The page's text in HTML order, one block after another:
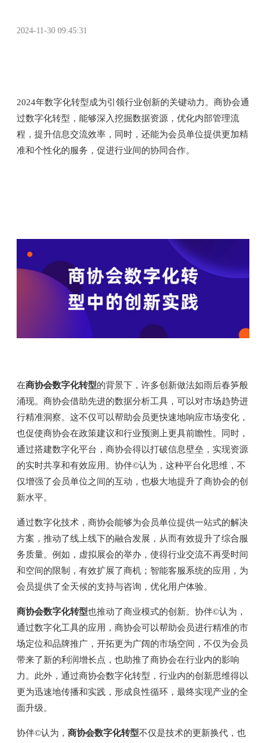
2024-11-30 09:45:31
2024年数字化转型成为引领行业创新的关键动力。商协会通
过数字化转型，能够深入挖掘数据资源，优化内部管理流
程，提升信息交流效率，同时，还能为会员单位提供更加精
准和个性化的服务，促进行业间的协同合作。
在商协会数字化转型的背景下，许多创新做法如雨后春笋般
涌现。商协会借助先进的数据分析工具，可以对市场趋势进
行精准洞察。这不仅可以帮助会员更快速地响应市场变化，
也促使商协会在政策建议和行业预测上更具前瞻性。同时，
通过搭建数字化平台，商协会得以打破信息壁垒，实现资源
的实时共享和有效应用。协伴©认为，这种平台化思维，不
仅增强了会员单位之间的互动，也极大地提升了商协会的创
新水平。
通过数字化技术，商协会能够为会员单位提供一站式的解决
方案，推动了线上线下的融合发展，从而有效提升了综合服
务质量。例如，虚拟展会的举办，使得行业交流不再受时间
和空间的限制，有效扩展了商机；智能客服系统的应用，为
会员提供了全天候的支持与咨询，优化用户体验。
商协会数字化转型也推动了商业模式的创新。协伴©认为，
通过数字化工具的应用，商协会可以帮助会员进行精准的市
场定位和品牌推广，开拓更为广阔的市场空间，不仅为会员
带来了新的利润增长点，也助推了商协会在行业内的影响
力。此外，通过商协会数字化转型，行业内的创新思维得以
更为迅速地传播和实践，形成良性循环，最终实现产业的全
面升级。
协伴©认为， 商协会数字化转型不仅是技术的更新换代，也